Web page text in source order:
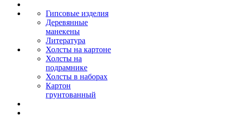
Гипсовые изделия
Деревянные
манекены
Литература
Холсты на картоне
Холсты на
подрамнике
Холсты в наборах
Картон
грунтованный